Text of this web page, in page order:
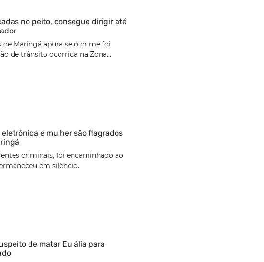
no peito, consegue dirigir até
Maringá apura se o crime foi
de trânsito ocorrida na Zona...
e mulher são flagrados
criminais, foi encaminhado ao
em silêncio.
de matar Eulália para